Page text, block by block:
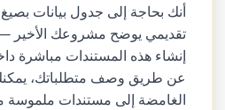
أنك بحاجة إلى جدول بيانات
إنشاء هذه المستندات مباشرة
عن طريق وصف متطلباتك، يمكنك
الغامضة إلى مستندات